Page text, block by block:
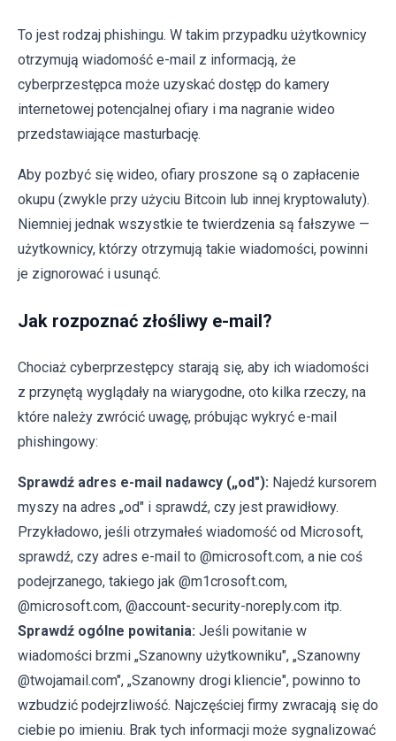
To jest rodzaj phishingu. W takim przypadku użytkownicy
otrzymują wiadomość e-mail z informacją, że
cyberprzestępca może uzyskać dostęp do kamery
internetowej potencjalnej ofiary i ma nagranie wideo
przedstawiające masturbację.
Aby pozbyć się wideo, ofiary proszone są o zapłacenie
okupu (zwykle przy użyciu Bitcoin lub innej kryptowaluty).
Niemniej jednak wszystkie te twierdzenia są fałszywe —
użytkownicy, którzy otrzymują takie wiadomości, powinni
je zignorować i usunąć.
Jak rozpoznać złośliwy e-mail?
Chociaż cyberprzestępcy starają się, aby ich wiadomości
z przynętą wyglądały na wiarygodne, oto kilka rzeczy, na
które należy zwrócić uwagę, próbując wykryć e-mail
phishingowy:
Sprawdź adres e-mail nadawcy („od"): Najedź kursorem
myszy na adres „od" i sprawdź, czy jest prawidłowy.
Przykładowo, jeśli otrzymałeś wiadomość od Microsoft,
sprawdź, czy adres e-mail to @microsoft.com, a nie coś
podejrzanego, takiego jak @m1crosoft.com,
@microsoft.com, @account-security-noreply.com itp.
Sprawdź ogólne powitania: Jeśli powitanie w
wiadomości brzmi „Szanowny użytkowniku", „Szanowny
@twojamail.com", „Szanowny drogi kliencie", powinno to
wzbudzić podejrzliwość. Najczęściej firmy zwracają się do
ciebie po imieniu. Brak tych informacji może sygnalizować